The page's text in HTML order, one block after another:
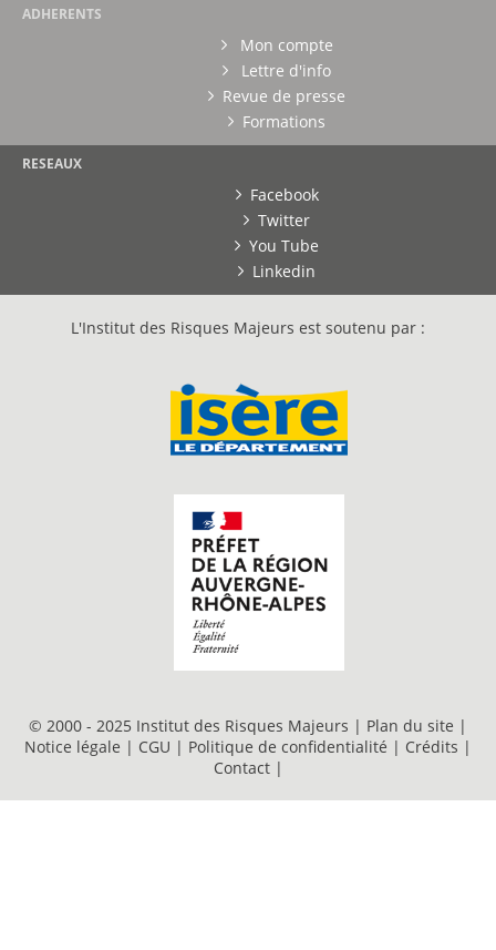
ADHERENTS
Mon compte
Lettre d'info
Revue de presse
Formations
RESEAUX
Facebook
Twitter
You Tube
Linkedin
L'Institut des Risques Majeurs est soutenu par :
© 2000 - 2025 Institut des Risques Majeurs | Plan du site |
Notice légale | CGU | Politique de confidentialité | Crédits |
Contact |